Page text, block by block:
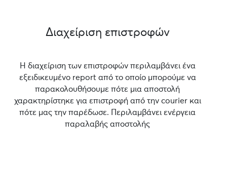
Διαχείριση επιστροφών
Η διαχείριση των επιστροφών περιλαμβάνει ένα
εξειδικευμένο report από το οποίο μπορούμε να
παρακολουθήσουμε πότε μια αποστολή
χαρακτηρίστηκε για επιστροφή από την courier και
πότε μας την παρέδωσε. Περιλαμβάνει ενέργεια
παραλαβής αποστολής